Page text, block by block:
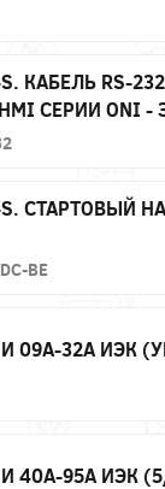
КАБЕЛЬ RS-
СЕРИИ ONI -
СТАРТОВЫЙ
BE
09А-32А ИЭК
40А-95А ИЭК